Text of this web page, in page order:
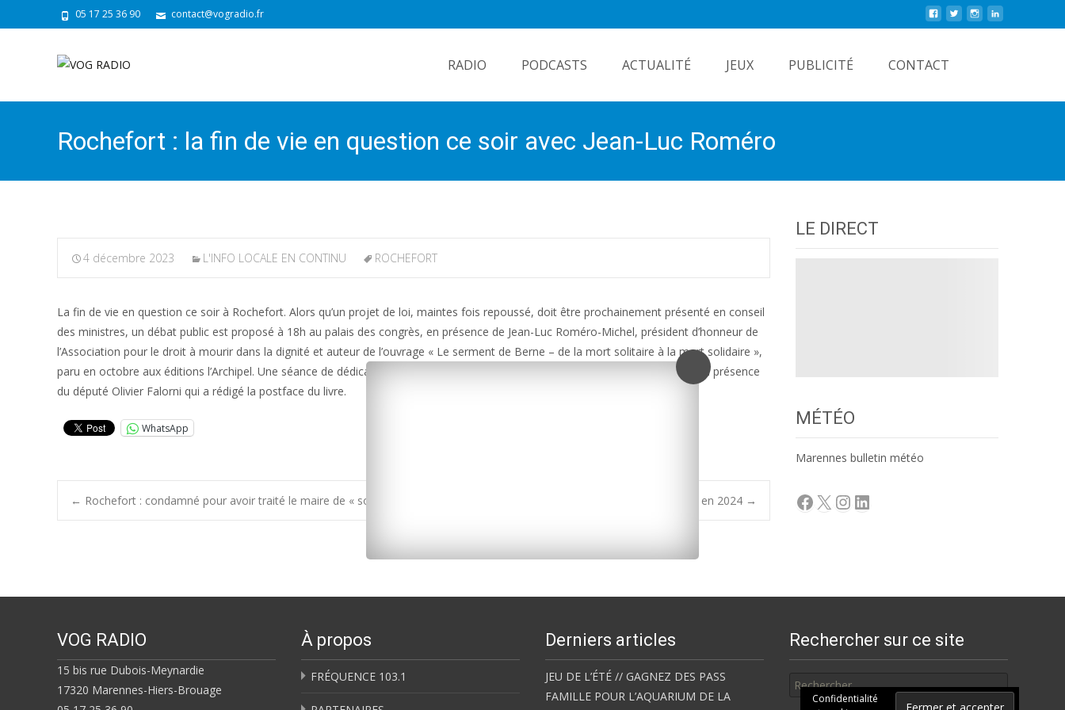
05 17 25 36 90 contact@vogradio.fr
RADIO PODCASTS ACTUALITÉ JEUX PUBLICITÉ CONTACT
Rochefort : la fin de vie en question ce soir avec Jean-Luc Roméro
4 décembre 2023 L'INFO LOCALE EN CONTINU ROCHEFORT
La fin de vie en question ce soir à Rochefort. Alors qu’un projet de loi, maintes fois repoussé, doit être prochainement présenté en conseil
des ministres, un débat public est proposé à 18h au palais des congrès, en présence de Jean-Luc Roméro-Michel, président d’honneur de
l’Association pour le droit à mourir dans la dignité et auteur de l’ouvrage « Le serment de Berne – de la mort solitaire à la mort solidaire »,
paru en octobre aux éditions l’Archipel. Une séance de dédicaces est prévue à 15h45 à la librairie Calligrames de La Rochelle, en présence
du député Olivier Falorni qui a rédigé la postface du livre.
WhatsApp
Post
← Rochefort : condamné pour avoir traité le maire de « sot » Royan Agglo : le dispositif de surveillance des plages change en 2024 →
LE DIRECT
MÉTÉO
Marennes bulletin météo
Facebook
X Instagram
LinkedIn
VOG RADIO
15 bis rue Dubois-Meynardie
17320 Marennes-Hiers-Brouage
À propos
FRÉQUENCE 103.1
Derniers articles
JEU DE L’ÉTÉ // GAGNEZ DES PASS
FAMILLE POUR L’AQUARIUM DE LA
Rechercher sur ce site
Confidentialité